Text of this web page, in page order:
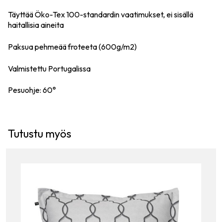
Täyttää Öko-Tex 100-standardin vaatimukset, ei sisällä
haitallisia aineita
Paksua pehmeää froteeta (600g/m2)
Valmistettu Portugalissa
Pesuohje: 60°
Tutustu myös